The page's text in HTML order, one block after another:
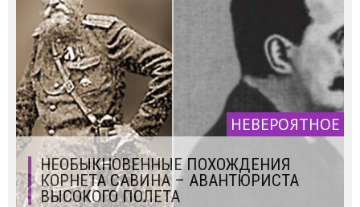
НЕВЕРОЯТНОЕ
НЕОБЫКНОВЕННЫЕ ПОХОЖДЕНИЯ
КОРНЕТА САВИНА – АВАНТЮРИСТА
ВЫСОКОГО ПОЛЕТА